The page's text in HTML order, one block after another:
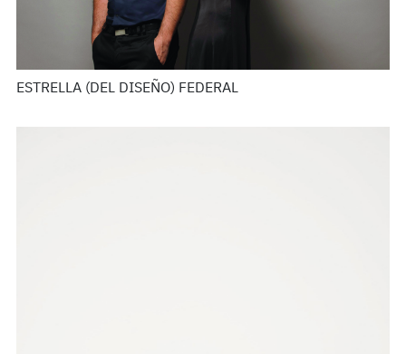
ESTRELLA (DEL DISEÑO) FEDERAL